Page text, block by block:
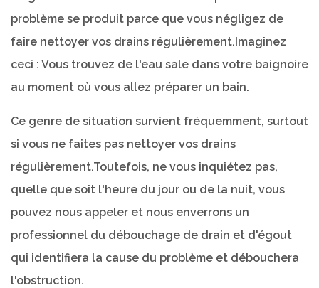
problème se produit parce que vous négligez de
faire nettoyer vos drains régulièrement.Imaginez
ceci : Vous trouvez de l'eau sale dans votre baignoire
au moment où vous allez préparer un bain.
Ce genre de situation survient fréquemment, surtout
si vous ne faites pas nettoyer vos drains
régulièrement.Toutefois, ne vous inquiétez pas,
quelle que soit l'heure du jour ou de la nuit, vous
pouvez nous appeler et nous enverrons un
professionnel du débouchage de drain et d'égout
qui identifiera la cause du problème et débouchera
l'obstruction.